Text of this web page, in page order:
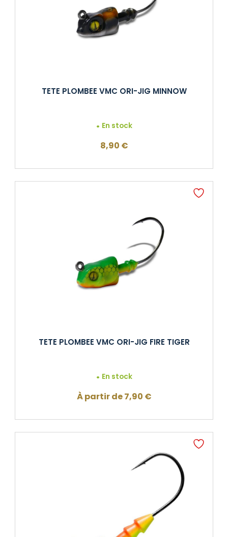
TETE PLOMBEE VMC ORI-JIG MINNOW
En stock
8,90 €
TETE PLOMBEE VMC ORI-JIG FIRE TIGER
En stock
À partir de7,90 €